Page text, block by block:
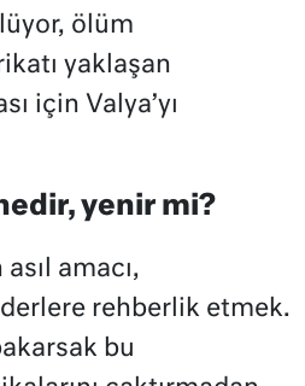
ölüm
yaklaşan
için Valya’yı
yenir mi?
amacı,
rehberlik etmek.
bu